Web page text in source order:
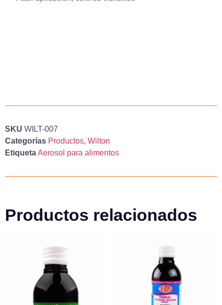
SKU WILT-007
Categorías Productos, Wilton
EtiquetaAerosol para alimentos
Productos relacionados